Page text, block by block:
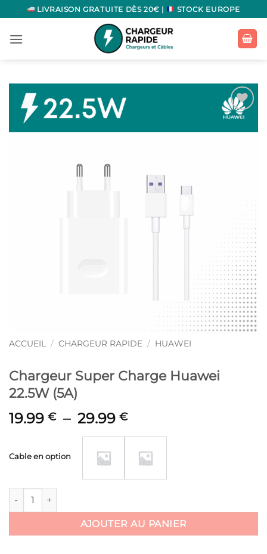
Passer
au
contenu
LIVRAISON GRATUITE DÈS 20€ | STOCK EUROPE
Ajouter
à la
ACCUEIL / CHARGEUR RAPIDE / HUAWEI
Chargeur Super Charge Huawei
22.5W (5A)
19.99 € – 29.99 €Plage
de
19.99 €
à
Cable en option
quantité de Chargeur Super Charge Huawei 22.5W (5A)
AJOUTER AU PANIER